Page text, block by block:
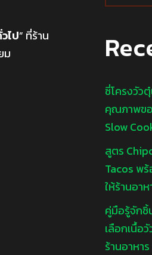
ไป” ที่ร้าน
ม
ซี่โครงวัว
คุณภาพขอ
Slow
สูตร
Tacos พ
ให้ร้านอาห
คู่มือรู้จักชิ้
เลือกเนื้อ
ร้านอาหา